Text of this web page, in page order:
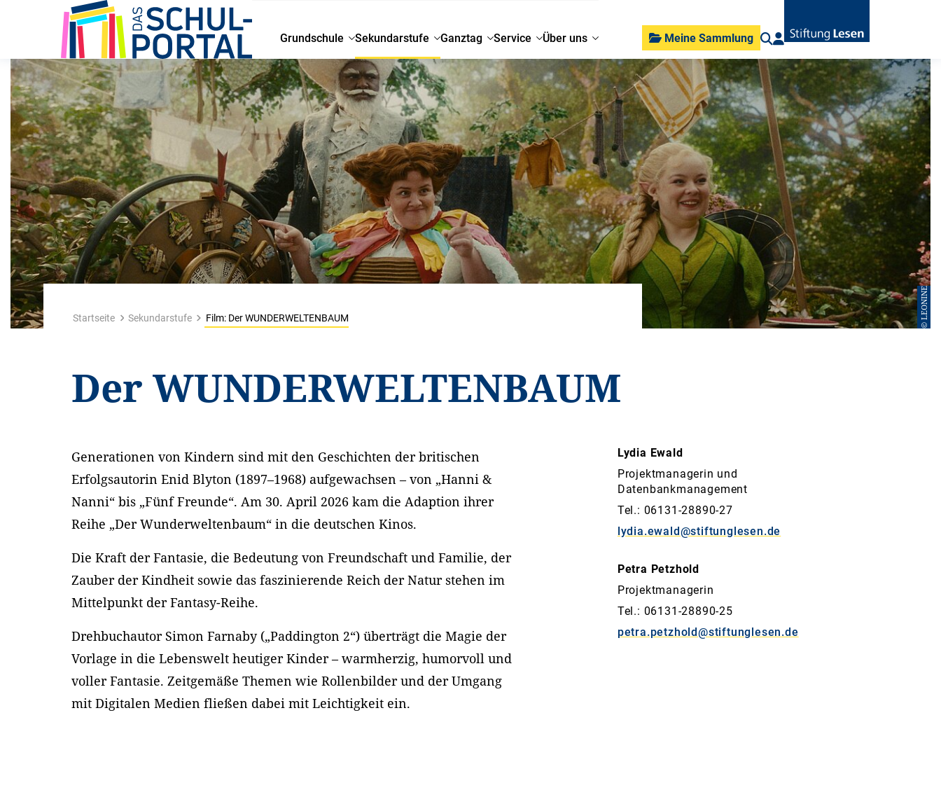
Grundschule Sekundarstufe Ganztag Service Über uns Meine Sammlung
© LEONINE
Startseite Sekundarstufe Film: Der WUNDERWELTENBAUM
Der WUNDERWELTENBAUM
Generationen von Kindern sind mit den Geschichten der britischen
Erfolgsautorin Enid Blyton (1897–1968) aufgewachsen – von „Hanni &
Nanni“ bis „Fünf Freunde“. Am 30. April 2026 kam die Adaption ihrer
Reihe „Der Wunderweltenbaum“ in die deutschen Kinos.
Die Kraft der Fantasie, die Bedeutung von Freundschaft und Familie, der
Zauber der Kindheit sowie das faszinierende Reich der Natur stehen im
Mittelpunkt der Fantasy-Reihe.
Drehbuchautor Simon Farnaby („Paddington 2“) überträgt die Magie der
Vorlage in die Lebenswelt heutiger Kinder – warmherzig, humorvoll und
voller Fantasie. Zeitgemäße Themen wie Rollenbilder und der Umgang
mit Digitalen Medien fließen dabei mit Leichtigkeit ein.
Lydia Ewald
Projektmanagerin und
Datenbankmanagement
Tel.: 06131-28890-27
lydia.ewald@stiftunglesen.de
Petra Petzhold
Projektmanagerin
Tel.: 06131-28890-25
petra.petzhold@stiftunglesen.de